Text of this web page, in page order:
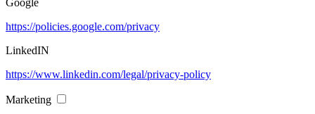
Google
https://policies.google.com/privacy
LinkedIN
https://www.linkedin.com/legal/privacy-policy
Marketing